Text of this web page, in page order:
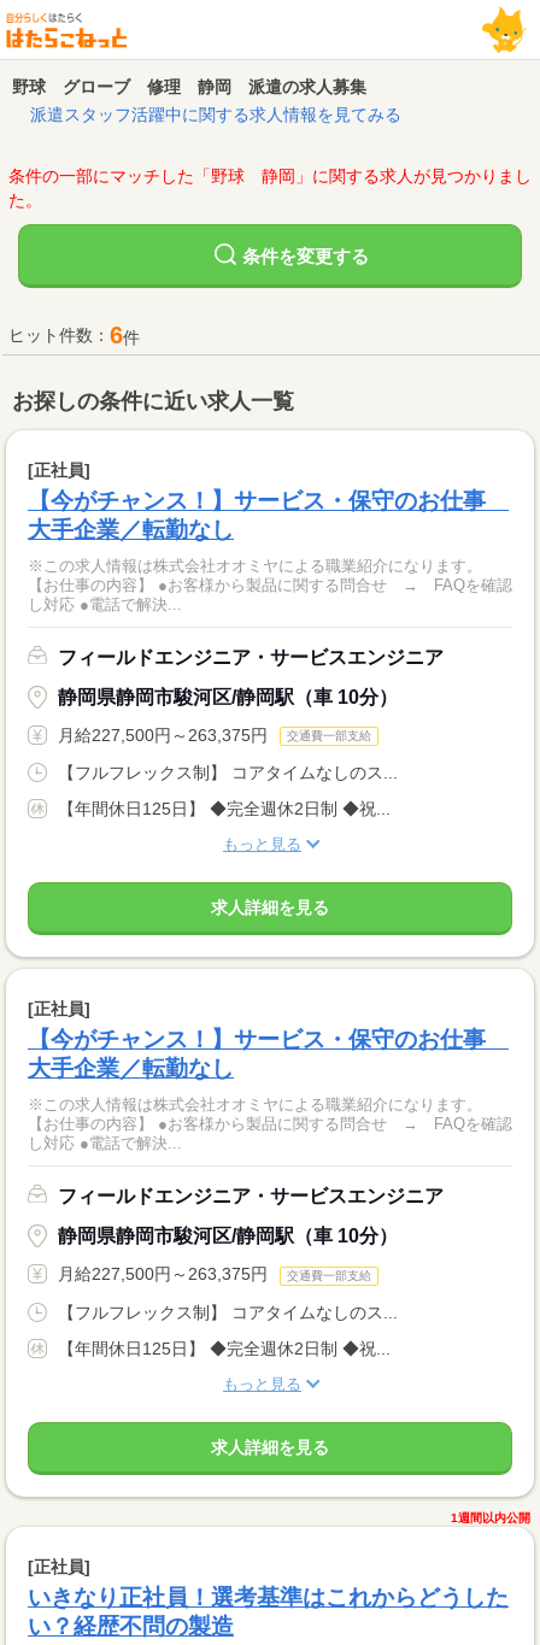
野球 グローブ 修理 静岡 派遣の求人募集
派遣スタッフ活躍中に関する求人情報を見てみる
条件の一部にマッチした「野球 静岡」に関する求人が見つかりまし
た。
条件を変更する
ヒット件数： 6件
お探しの条件に近い求人一覧
[正社員]
【今がチャンス！】サービス・保守のお仕事
大手企業／転勤なし
※この求人情報は株式会社オオミヤによる職業紹介になります。
【お仕事の内容】 ●お客様から製品に関する問合せ → FAQを確認
し対応 ●電話で解決...
フィールドエンジニア・サービスエンジニア
静岡県静岡市駿河区/静岡駅（車 10分）
月給227,500円～263,375円 交通費一部支給
【フルフレックス制】 コアタイムなしのス...
【年間休日125日】 ◆完全週休2日制 ◆祝...
もっと見る
求人詳細を見る
[正社員]
【今がチャンス！】サービス・保守のお仕事
大手企業／転勤なし
※この求人情報は株式会社オオミヤによる職業紹介になります。
【お仕事の内容】 ●お客様から製品に関する問合せ → FAQを確認
し対応 ●電話で解決...
フィールドエンジニア・サービスエンジニア
静岡県静岡市駿河区/静岡駅（車 10分）
月給227,500円～263,375円 交通費一部支給
【フルフレックス制】 コアタイムなしのス...
【年間休日125日】 ◆完全週休2日制 ◆祝...
もっと見る
求人詳細を見る
1週間以内公開
[正社員]
いきなり正社員！選考基準はこれからどうした
い？経歴不問の製造